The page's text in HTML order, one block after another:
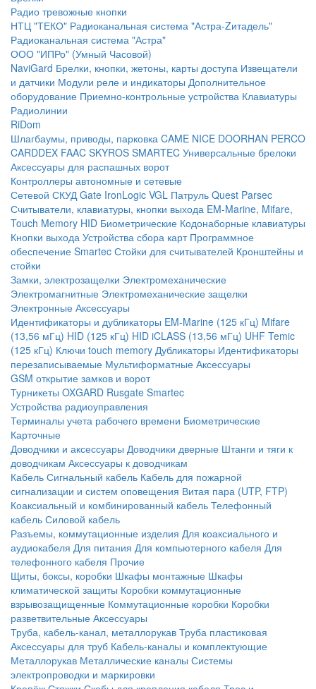
Радио тревожные кнопки
НТЦ "ТЕКО" Радиоканальная система "Астра-Zитадель"
Радиоканальная система "Астра"
ООО "ИПРо" (Умный Часовой)
NaviGard Брелки, кнопки, жетоны, карты доступа Извещатели
и датчики Модули реле и индикаторы Дополнительное
оборудование Приемно-контрольные устройства Клавиатуры
Радиолинии
RiDom
Шлагбаумы, приводы, парковка CAME NICE DOORHAN PERCO
CARDDEX FAAC SKYROS SMARTEC Универсальные брелоки
Аксессуары для распашных ворот
Контроллеры автономные и сетевые
Сетевой СКУД Gate IronLogic VGL Патруль Quest Parsec
Считыватели, клавиатуры, кнопки выхода EM-Marine, Mifare,
Touch Memory HID Биометрические Кодонаборные клавиатуры
Кнопки выхода Устройства сбора карт Программное
обеспечение Smartec Стойки для считывателей Кронштейны и
стойки
Замки, электрозащелки Электромеханические
Электромагнитные Электромеханические защелки
Электронные Аксессуары
Идентификаторы и дубликаторы EM-Marine (125 кГц) Mifare
(13,56 мГц) HID (125 кГц) HID iCLASS (13,56 мГц) UHF Temic
(125 кГц) Ключи touch memory Дубликаторы Идентификаторы
перезаписываемые Мультиформатные Аксессуары
GSM открытие замков и ворот
Турникеты OXGARD Rusgate Smartec
Устройства радиоуправления
Терминалы учета рабочего времени Биометрические
Карточные
Доводчики и аксессуары Доводчики дверные Штанги и тяги к
доводчикам Аксессуары к доводчикам
Кабель Сигнальный кабель Кабель для пожарной
сигнализации и систем оповещения Витая пара (UTP, FTP)
Коаксиальный и комбинированный кабель Телефонный
кабель Силовой кабель
Разъемы, коммутационные изделия Для коаксиального и
аудиокабеля Для питания Для компьютерного кабеля Для
телефонного кабеля Прочие
Щиты, боксы, коробки Шкафы монтажные Шкафы
климатической защиты Коробки коммутационные
взрывозащищенные Коммутационные коробки Коробки
разветвительные Аксессуары
Труба, кабель-канал, металлорукав Труба пластиковая
Аксессуары для труб Кабель-каналы и комплектующие
Металлорукав Металлические каналы Системы
электропроводки и маркировки